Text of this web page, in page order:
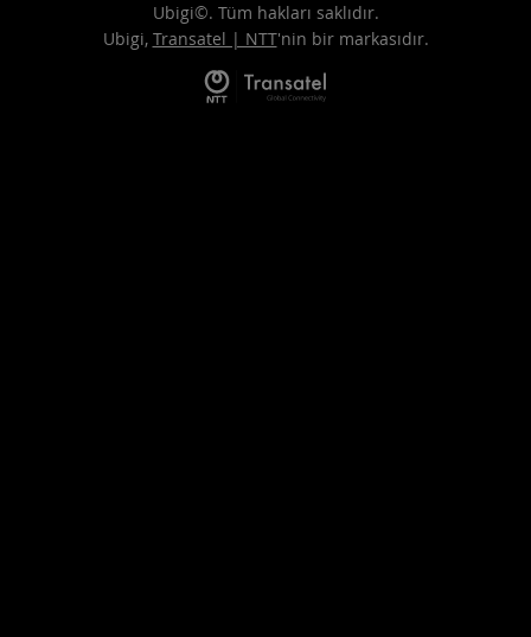
Ubigi©. Tüm hakları saklıdır.
Ubigi, Transatel | NTT'nin bir markasıdır.